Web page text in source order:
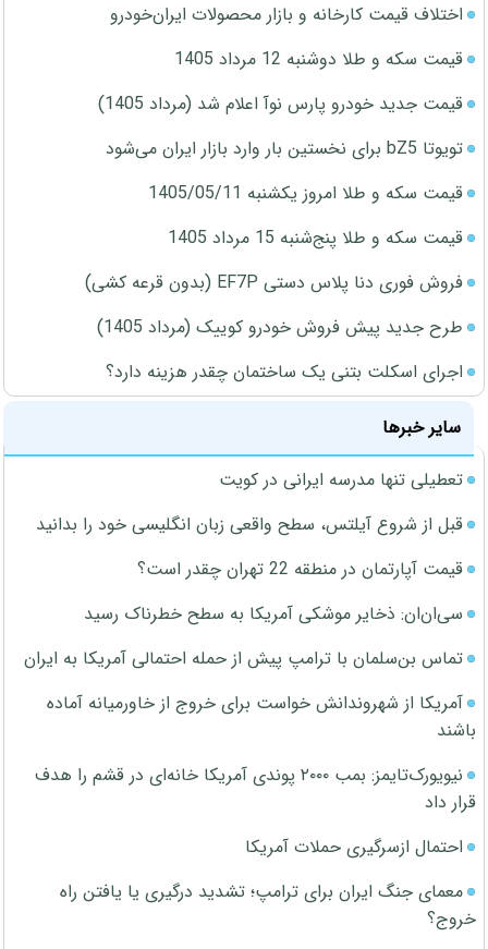
اختلاف قیمت کارخانه و بازار محصولات ایران‌خودرو
قیمت سکه و طلا دوشنبه 12 مرداد 1405
قیمت جدید خودرو پارس نوآ اعلام شد (مرداد 1405)
تویوتا bZ5 برای نخستین بار وارد بازار ایران می‌شود
قیمت سکه و طلا امروز یکشنبه 1405/05/11
قیمت سکه و طلا پنج‌شنبه 15 مرداد 1405
فروش فوری دنا پلاس دستی EF7P (بدون قرعه کشی)
طرح جدید پیش فروش خودرو کوییک (مرداد 1405)
اجرای اسکلت بتنی یک ساختمان چقدر هزینه دارد؟
سایر خبرها
تعطیلی تنها مدرسه ایرانی در کویت
قبل از شروع آیلتس، سطح واقعی زبان انگلیسی خود را بدانید
قیمت آپارتمان در منطقه 22 تهران چقدر است؟
سی‌ان‌ان: ذخایر موشکی آمریکا به سطح خطرناک رسید
تماس بن‌سلمان با ترامپ پیش از حمله احتمالی آمریکا به ایران
آمریکا از شهروندانش خواست برای خروج از خاورمیانه آماده
باشند
نیویورک‌تایمز: بمب ۲۰۰۰ پوندی آمریکا خانه‌ای در قشم را هدف
قرار داد
احتمال ازسرگیری حملات آمریکا
معمای جنگ ایران برای ترامپ؛ تشدید درگیری یا یافتن راه
خروج؟